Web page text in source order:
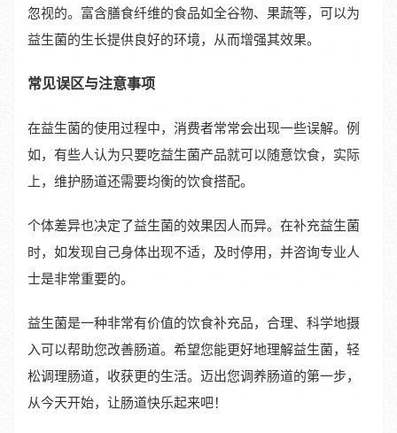
忽视的。富含膳食纤维的食品如全谷物、果蔬等，可以为
益生菌的生长提供良好的环境，从而增强其效果。
常见误区与注意事项
在益生菌的使用过程中，消费者常常会出现一些误解。例
如，有些人认为只要吃益生菌产品就可以随意饮食，实际
上，维护肠道还需要均衡的饮食搭配。
个体差异也决定了益生菌的效果因人而异。在补充益生菌
时，如发现自己身体出现不适，及时停用，并咨询专业人
士是非常重要的。
益生菌是一种非常有价值的饮食补充品，合理、科学地摄
入可以帮助您改善肠道。希望您能更好地理解益生菌，轻
松调理肠道，收获更的生活。迈出您调养肠道的第一步，
从今天开始，让肠道快乐起来吧！